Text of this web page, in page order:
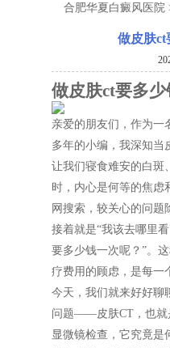
合肥华夏白癜风医院
做皮肤ct
做皮肤ct要多少
亲爱的朋友们，作为一
多年的小编，我深知当
让我们寝食难安的白斑
时，内心是何等的焦虑
网搜索，较关心的问题
接着就是“我该去哪里
要多少钱一次呢？”。
疗费用的顾虑，是每一
今天，我们就来好好聊
问题——皮肤CT，也就
显微镜检查，它究竟是